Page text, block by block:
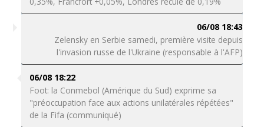
06/08 18:43
Zelensky en Serbie samedi, première visite depuis
l'invasion russe de l'Ukraine (responsable à l'AFP)
06/08 18:22
Foot: la Conmebol (Amérique du Sud) exprime sa
"préoccupation face aux actions unilatérales répétées"
de la Fifa (communiqué)